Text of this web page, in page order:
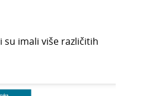
su imali više različitih